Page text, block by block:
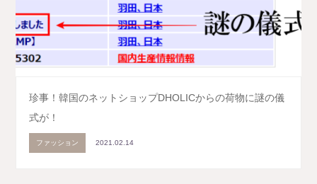
珍事！韓国のネットショップDHOLICからの荷物に謎の儀
式が！
ファッション 2021.02.14